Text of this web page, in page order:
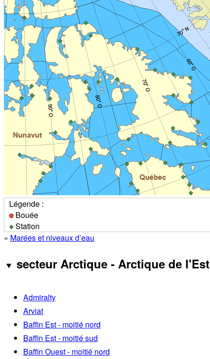
Légende :
Bouée
Station
» Marées et niveaux d’eau
secteur Arctique - Arctique de l'Est
Admiralty
Arviat
Baffin Est - moitié nord
Baffin Est - moitié sud
Baffin Ouest - moitié nord